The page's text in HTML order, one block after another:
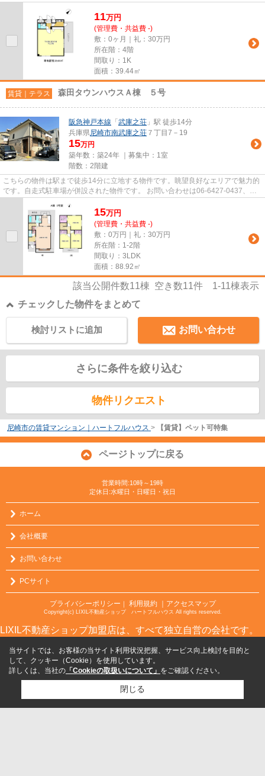
11万円
(管理費・共益費 -)
敷：0ヶ月｜礼：30万円
所在階：4階
間取り：1K
面積：39.44㎡
賃貸｜テラス 森田タウンハウスＡ棟 ５号
阪急神戸本線 「 武庫之荘 」駅 徒歩14分
兵庫県尼崎市南武庫之荘 ７丁目7－19
15万円
築年数：築24年 ｜募集中： 1室
階数：2階建
こちらの物件は駅まで徒歩14分に立地する物件です。眺望良好なエリアで魅力的
です。自走式駐車場が併設された物件です。 お問い合わせは06-6427-0437、
15万円
(管理費・共益費 -)
敷：0万円｜礼：30万円
所在階：1-2階
間取り：3LDK
面積：88.92㎡
該当公開件数11棟 空き数11件 1-11棟表示
チェックした物件をまとめて
お問い合わせ
検討リストに追加
さらに条件を絞り込む
物件リクエスト
尼崎市の賃貸マンション｜ハートフルハウス > 【賃貸】ペット可特集
ページトップに戻る
営業時間:10時～19時
定休日:水曜日・日曜日・祝日
ホーム
会社概要
お問い合わせ
PCサイト
プライバシーポリシー ｜ 利用規約 ｜アクセスマップ
Copyright(c) LIXIL不動産ショップ ハートフルハウス All rights reserved.
LIXIL不動産ショップ加盟店は、すべて独立自営の会社です。
当サイトでは、お客様の当サイト利用状況把握、サービス向上検討を目的と
して、クッキー（Cookie）を使用しています。
詳しくは、当社の 「Cookieの取扱いについて」 をご確認ください。
閉じる